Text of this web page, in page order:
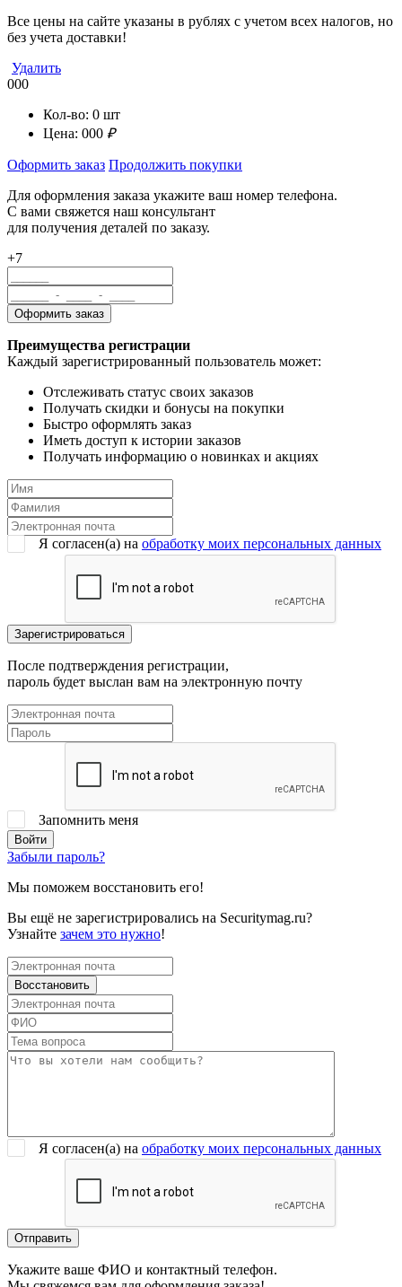
Все цены на сайте указаны в рублях с учетом всех налогов, но
без учета доставки!
Удалить
000
Кол-во: 0 шт
Цена: 000 ₽
Оформить заказ Продолжить покупки
Для оформления заказа укажите ваш номер телефона.
С вами свяжется наш консультант
для получения деталей по заказу.
+7
Преимущества регистрации
Каждый зарегистрированный пользователь может:
Отслеживать статус своих заказов
Получать скидки и бонусы на покупки
Быстро оформлять заказ
Иметь доступ к истории заказов
Получать информацию о новинках и акциях
Я согласен(a) на обработку моих персональных данных
После подтверждения регистрации,
пароль будет выслан вам на электронную почту
Запомнить меня
Забыли пароль?
Мы поможем восстановить его!
Вы ещё не зарегистрировались на Securitymag.ru?
Узнайте зачем это нужно!
Я согласен(a) на обработку моих персональных данных
Укажите ваше ФИО и контактный телефон.